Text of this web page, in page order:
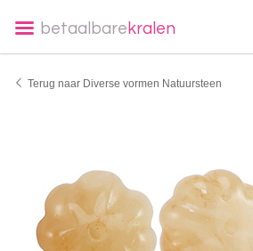
betaalbare kralen
Terug naar Diverse vormen Natuursteen